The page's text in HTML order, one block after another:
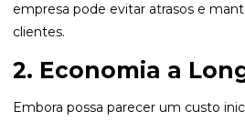
empresa pode evitar atrasos e
clientes.
2. Economia a
Embora possa parecer um custo